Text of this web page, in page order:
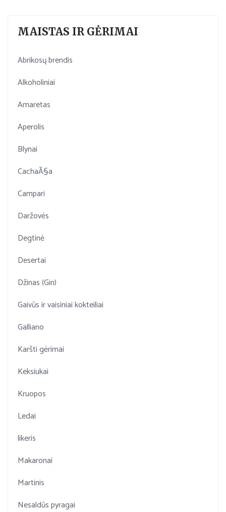
MAISTAS IR GĖRIMAI
Abrikosų brendis
Alkoholiniai
Amaretas
Aperolis
Blynai
CachaÃ§a
Campari
Daržovės
Degtinė
Desertai
Džinas (Gin)
Gaivūs ir vaisiniai kokteiliai
Galliano
Karšti gėrimai
Keksiukai
Kruopos
Ledai
likeris
Makaronai
Martinis
Nesaldūs pyragai